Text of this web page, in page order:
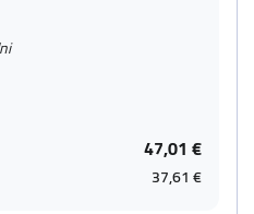
47,01 €
37,61 €